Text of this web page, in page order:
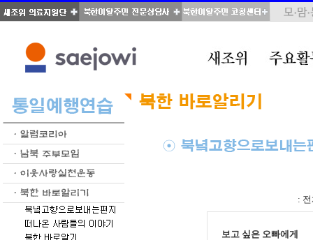
:
보고 싶은 오빠에게